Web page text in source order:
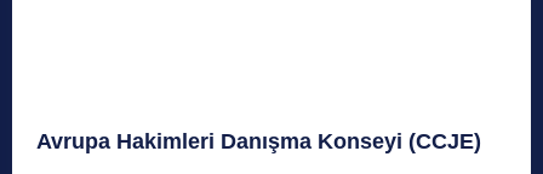
Avrupa Hakimleri Danışma Konseyi (CCJE)